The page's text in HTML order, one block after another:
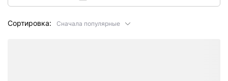
Сортировка: Сначала популярные